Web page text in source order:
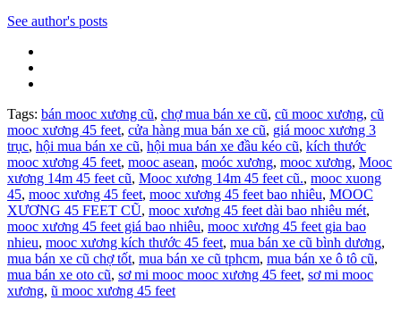
See author's posts
Tags: bán mooc xương cũ, chợ mua bán xe cũ, cũ mooc xương, cũ
mooc xương 45 feet, cửa hàng mua bán xe cũ, giá mooc xương 3
trục, hội mua bán xe cũ, hội mua bán xe đầu kéo cũ, kích thước
mooc xương 45 feet, mooc asean, moóc xương, mooc xương, Mooc
xương 14m 45 feet cũ, Mooc xương 14m 45 feet cũ., mooc xuong
45, mooc xương 45 feet, mooc xương 45 feet bao nhiêu, MOOC
XƯƠNG 45 FEET CŨ, mooc xương 45 feet dài bao nhiêu mét,
mooc xương 45 feet giá bao nhiêu, mooc xương 45 feet gia bao
nhieu, mooc xương kích thước 45 feet, mua bán xe cũ bình dương,
mua bán xe cũ chợ tốt, mua bán xe cũ tphcm, mua bán xe ô tô cũ,
mua bán xe oto cũ, sơ mi mooc mooc xương 45 feet, sơ mi mooc
xương, ũ mooc xương 45 feet